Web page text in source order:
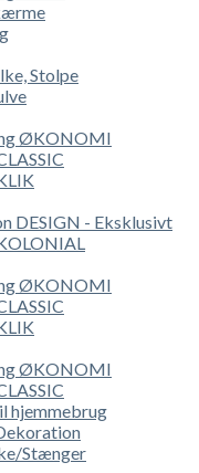
Stolpe
ØKONOMI
DESIGN - Eksklusivt
ØKONOMI
ØKONOMI
hjemmebrug
Stænger